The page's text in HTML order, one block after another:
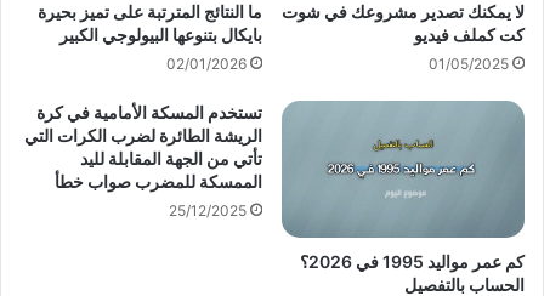
لا يمكنك تصدير مشروعك في شوت
كت كملف فيديو
01/05/2025
ما النتائج المترتبة على تميز بحيرة
بايكال بتنوعها البيولوجي الكبير
02/01/2026
كم عمر مواليد 1995 في 2026؟
الحساب بالتفصيل
تستخدم المسكة الأمامية في كرة
الريشة الطائرة لضرب الكرات التي
تأتي من الجهة المقابلة لليد
الممسكة للمضرب صواب خطأ
25/12/2025